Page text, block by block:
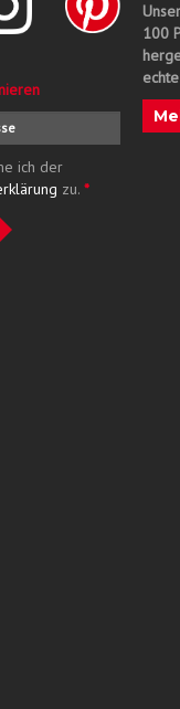
ich der
zu. *
100